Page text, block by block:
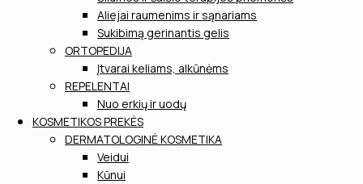
Aliejai raumenims ir sąnariams
Sukibimą gerinantis gelis
ORTOPEDIJA
Įtvarai keliams, alkūnėms
REPELENTAI
Nuo erkių ir uodų
KOSMETIKOS PREKĖS
DERMATOLOGINĖ KOSMETIKA
Veidui
Kūnui